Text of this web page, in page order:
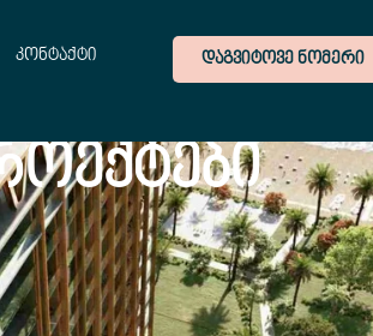
კონტაქტი ᲓᲐᲒᲕᲘᲢᲝᲕᲔ ᲜᲝᲛᲔᲠᲘ